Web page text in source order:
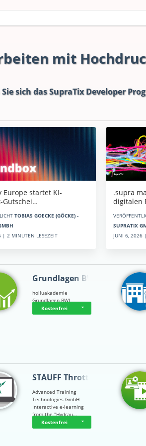
mit
sich dasSupraTix Developer
Europe startet KI-
Gutschei…
TOBIAS GOECKE (GÖCKE) -
| 2 MINUTEN LESEZEIT
.supra
digitalen
SUPRATIX
JUNI 6, 2026
Grundlagen BWL
holluakademie
Grundlagen BWL
Kostenfrei
STAUFF Throttle…
Advanced Training
Technologies GmbH
Interactive e-learning
from the "Hydrau…
Kostenfrei